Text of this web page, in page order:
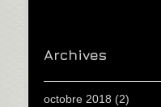
Archives
octobre 2018 (2)